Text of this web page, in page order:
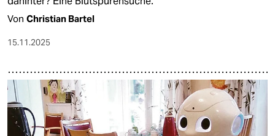
Von Christian Bartel
15.11.2025